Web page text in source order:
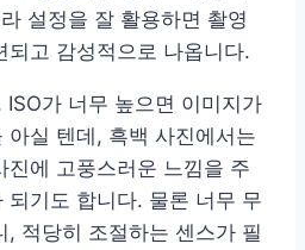
설정을 잘 활용하면 촬영
되고 감성적으로 나옵니다.
ISO가 너무 높으면 이미지가
아실 텐데, 흑백 사진에서는
진에 고풍스러운 느낌을 주
되기도 합니다. 물론 너무 무
, 적당히 조절하는 센스가 필